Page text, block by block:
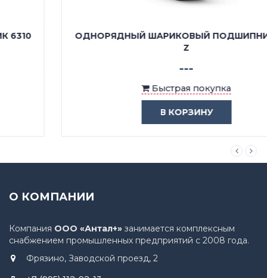
ОДНОРЯДНЫЙ ШАРИКОВЫЙ ПОДШИПНИК 6310
Быстрая покупка
О КОМПАНИИ
Компания ООО «Антал+» занимается комплексным
снабжением промышленных предприятий с 2008 года.
Фрязино, Заводской проезд, 2